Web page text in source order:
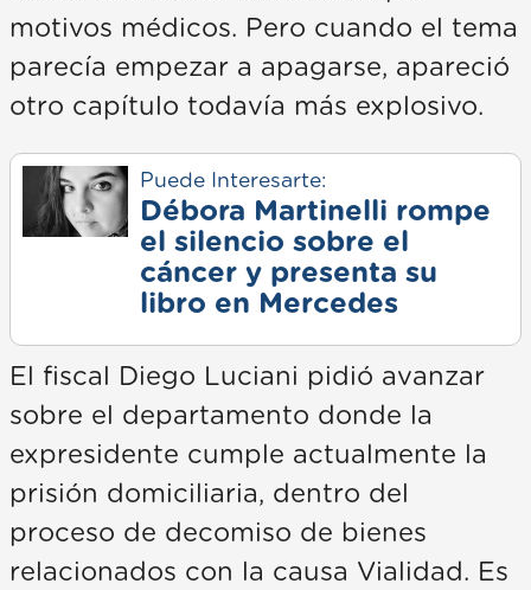
motivos médicos. Pero cuando el tema
parecía empezar a apagarse, apareció
otro capítulo todavía más explosivo.
Puede Interesarte:
Débora Martinelli rompe
el silencio sobre el
cáncer y presenta su
libro en Mercedes
El fiscal Diego Luciani pidió avanzar
sobre el departamento donde la
expresidente cumple actualmente la
prisión domiciliaria, dentro del
proceso de decomiso de bienes
relacionados con la causa Vialidad. Es